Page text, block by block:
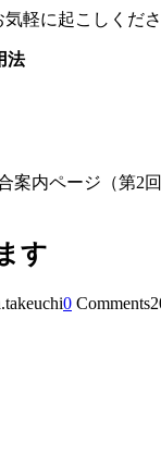
軽に起こしくださ
法
内ページ（第2
す
0 Comments